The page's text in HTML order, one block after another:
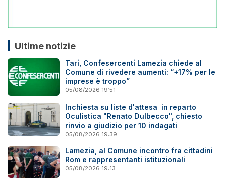
Ultime notizie
Tari, Confesercenti Lamezia chiede al
Comune di rivedere aumenti: “+17% per le
imprese è troppo”
05/08/2026 19:51
Inchiesta su liste d'attesa in reparto
Oculistica "Renato Dulbecco", chiesto
rinvio a giudizio per 10 indagati
05/08/2026 19:39
Lamezia, al Comune incontro fra cittadini
Rom e rappresentanti istituzionali
05/08/2026 19:13